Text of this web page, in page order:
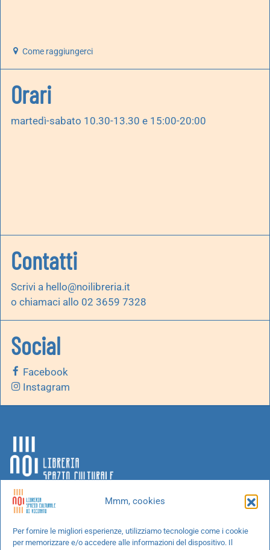
Mmm, cookies
Per fornire le migliori esperienze, utilizziamo tecnologie come i cookie
per memorizzare e/o accedere alle informazioni del dispositivo. Il
Come raggiungerci
Orari
martedì-sabato 10.30-13.30 e 15:00-20:00
Contatti
Scrivi a hello@noilibreria.it
o chiamaci allo 02 3659 7328
Social
Facebook
Instagram
Chi siamo